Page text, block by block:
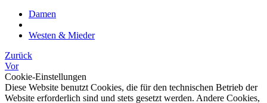
Damen
Westen & Mieder
Zurück
Vor
Cookie-Einstellungen
Diese Website benutzt Cookies, die für den technischen Betrieb der
Website erforderlich sind und stets gesetzt werden. Andere Cookies,